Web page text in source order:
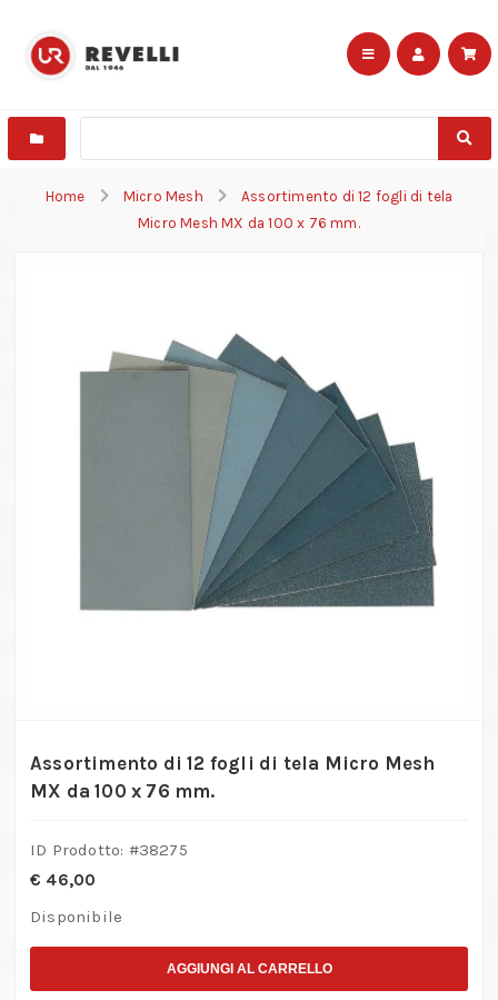
Home Micro Mesh
Assortimento di 12 fogli di tela
Micro Mesh MX da 100 x 76 mm.
Assortimento di 12 fogli di tela Micro Mesh
MX da 100 x 76 mm.
ID Prodotto: #38275
€ 46,00
Disponibile
AGGIUNGI AL CARRELLO